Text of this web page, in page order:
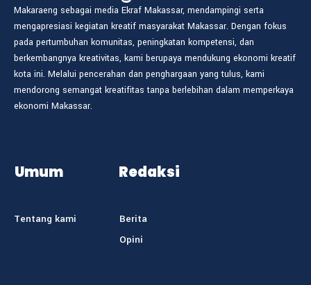
Makaraeng sebagai media Ekraf Makassar, mendampingi serta
mengapresiasi kegiatan kreatif masyarakat Makassar. Dengan fokus
pada pertumbuhan komunitas, peningkatan kompetensi, dan
berkembangnya kreativitas, kami berupaya mendukung ekonomi kreatif
kota ini. Melalui pencerahan dan penghargaan yang tulus, kami
mendorong semangat kreatifitas tanpa berlebihan dalam memperkaya
ekonomi Makassar.
Tentang kami
Umum Redaksi
Berita
Opini